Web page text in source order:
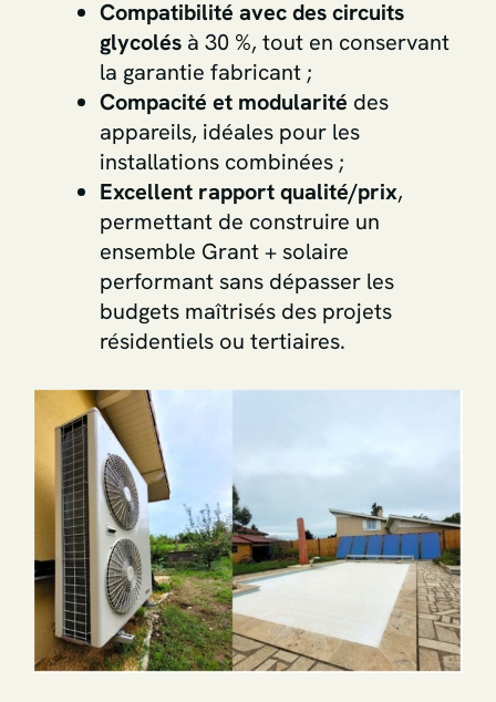
Compatibilité avec des circuits
glycolés à 30 %, tout en conservant
la garantie fabricant ;
Compacité et modularité des
appareils, idéales pour les
installations combinées ;
Excellent rapport qualité/prix,
permettant de construire un
ensemble Grant + solaire
performant sans dépasser les
budgets maîtrisés des projets
résidentiels ou tertiaires.